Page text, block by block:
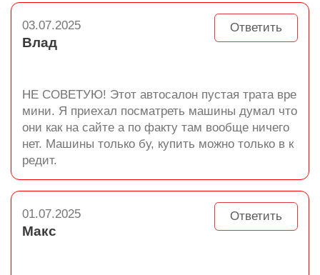
Ответить
03.07.2025
Влад
НЕ СОВЕТУЮ! Этот автосалон пустая трата вре
мини. Я приехал посматреть машины думал что
они как на сайте а по факту там вообще ничего
нет. Машины только бу, купить можно только в к
редит.
Ответить
01.07.2025
Макс